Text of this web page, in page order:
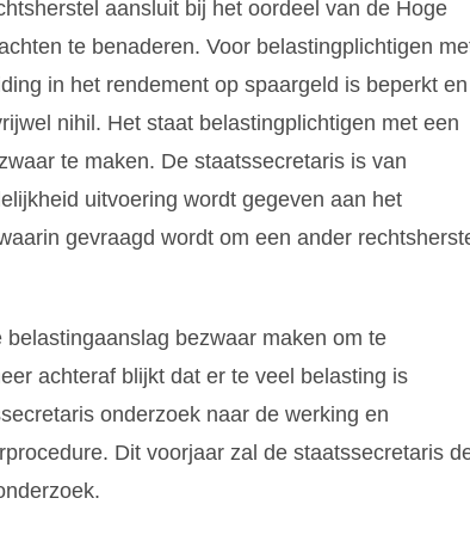
aansluit bij het oordeel van de Hoge
te benaderen. Voor belastingplichtigen
in het rendement op spaargeld is beperkt en
nihil. Het staat belastingplichtigen met een
te maken. De staatssecretaris is van
uitvoering wordt gegeven aan het
gevraagd wordt om een ander
bezwaar maken om te
achteraf blijkt dat er te veel belasting is
onderzoek naar de werking en
Dit voorjaar zal de staatssecretaris